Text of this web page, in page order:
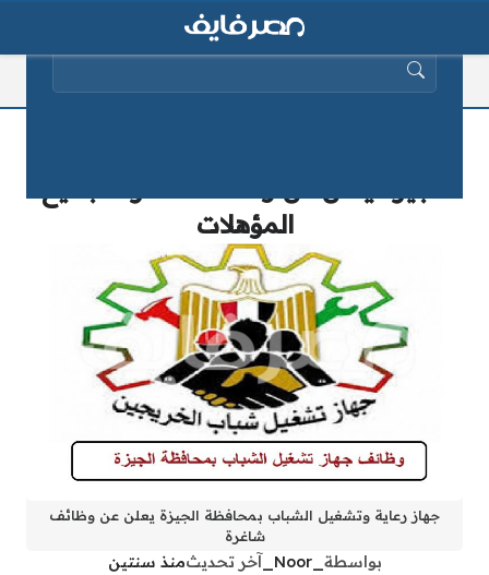
المؤهلات
جهاز رعاية وتشغيل الشباب بمحافظة الجيزة يعلن عن وظائف
شاغرة
بواسطة _Noor_ آخر تحديثمنذ سنتين
البحث عن: